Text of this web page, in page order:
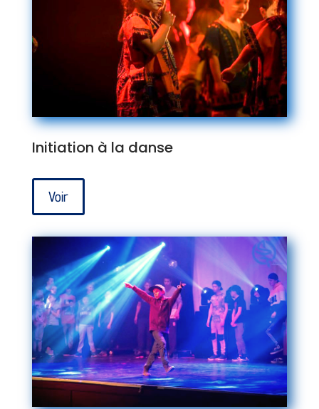
Initiation à la danse
Voir